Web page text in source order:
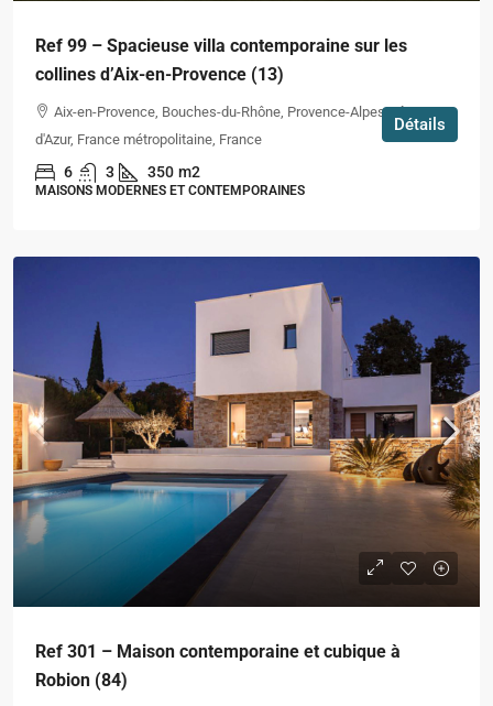
Ref 99 – Spacieuse villa contemporaine sur les
collines d’Aix-en-Provence (13)
Aix-en-Provence, Bouches-du-Rhône, Provence-Alpes-Côte
d'Azur, France métropolitaine, France
6 3 350 m2
MAISONS MODERNES ET CONTEMPORAINES
Détails
Ref 301 – Maison contemporaine et cubique à
Robion (84)